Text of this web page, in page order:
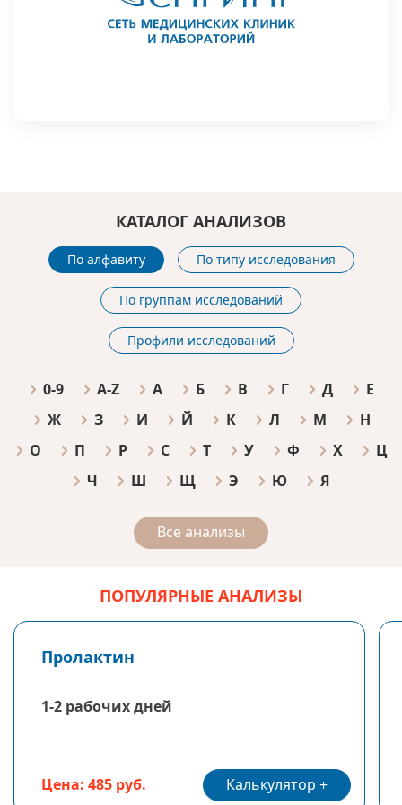
КАТАЛОГ АНАЛИЗОВ
По алфавиту По типу исследования
По группам исследований
Профили исследований
0-9 A-Z А Б В Г Д
Е
Ж
З И Й К Л М
Н
О
П Р С Т У Ф Х
Ц
Ч
Ш Щ Э Ю Я
Все анализы
ПОПУЛЯРНЫЕ АНАЛИЗЫ
Пролактин
1-2 рабочих дней
Цена: 485 руб. Калькулятор